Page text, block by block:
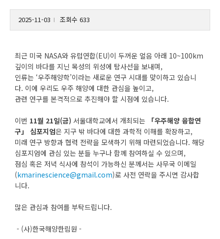
2025-11-03 조회수 633
최근 미국 NASA와 유럽연합(EU)이 두꺼운 얼음 아래 10~100km
깊이의 바다를 지닌 목성의 위성에 탐사선을 보내며,
인류는 ‘우주해양학’이라는 새로운 연구 시대를 맞이하고 있습니
다. 이에 우리도 우주 해양에 대한 관심을 높이고,
관련 연구를 본격적으로 추진해야 할 시점에 있습니다.
이번 11월 21일(금) 서울대학교에서 개최되는
「우주해양 융합연
구」 심포지엄은 지구 밖 바다에 대한 과학적 이해를 확장하고,
미래 연구 방향과 협력 전략을 모색하기 위해 마련되었습니다. 해당
심포지엄에 관심 있는 분들 누구나 함께 참여하실 수 있으며,
점심 혹은 저녁 식사에 참석이 가능하신 분께서는 사무국 이메일
(kmarinescience@gmail.com)로 사전 연락을 주시면 감사합
니다.
많은 관심과 참여를 부탁드립니다.
- (사)한국해양한림원 -